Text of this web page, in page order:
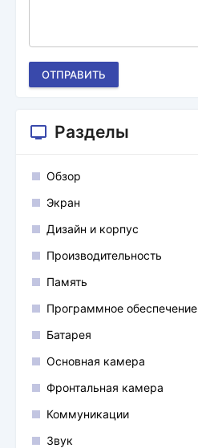
ОТПРАВИТЬ
Разделы
Обзор
Экран
Дизайн и корпус
Производительность
Память
Программное обеспечение
Батарея
Основная камера
Фронтальная камера
Коммуникации
Звук